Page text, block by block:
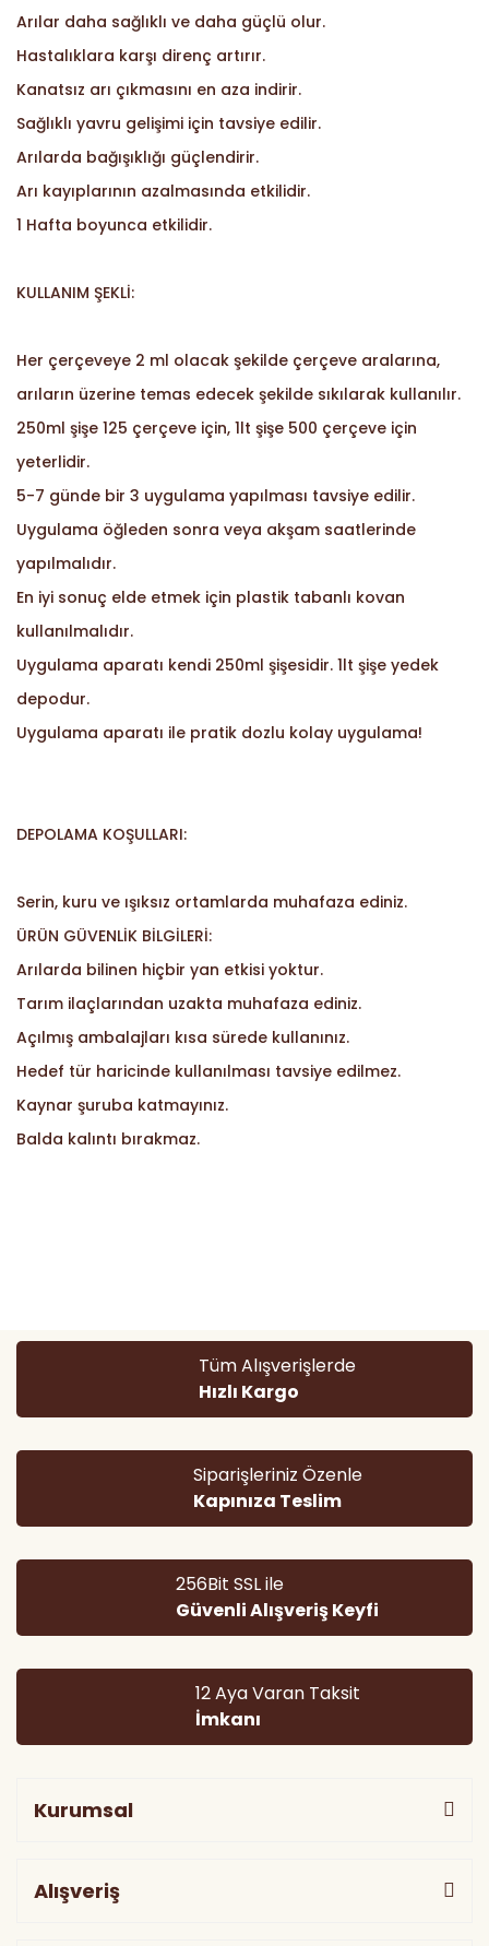
Arılar daha sağlıklı ve daha güçlü olur.
Hastalıklara karşı direnç artırır.
Kanatsız arı çıkmasını en aza indirir.
Sağlıklı yavru gelişimi için tavsiye edilir.
Arılarda bağışıklığı güçlendirir.
Arı kayıplarının azalmasında etkilidir.
1 Hafta boyunca etkilidir.
KULLANIM ŞEKLİ:
Her çerçeveye 2 ml olacak şekilde çerçeve aralarına,
arıların üzerine temas edecek şekilde sıkılarak kullanılır.
250ml şişe 125 çerçeve için, 1lt şişe 500 çerçeve için
yeterlidir.
5-7 günde bir 3 uygulama yapılması tavsiye edilir.
Uygulama öğleden sonra veya akşam saatlerinde
yapılmalıdır.
En iyi sonuç elde etmek için plastik tabanlı kovan
kullanılmalıdır.
Uygulama aparatı kendi 250ml şişesidir. 1lt şişe yedek
depodur.
Uygulama aparatı ile pratik dozlu kolay uygulama!
DEPOLAMA KOŞULLARI:
Serin, kuru ve ışıksız ortamlarda muhafaza ediniz.
ÜRÜN GÜVENLİK BİLGİLERİ:
Arılarda bilinen hiçbir yan etkisi yoktur.
Tarım ilaçlarından uzakta muhafaza ediniz.
Açılmış ambalajları kısa sürede kullanınız.
Hedef tür haricinde kullanılması tavsiye edilmez.
Kaynar şuruba katmayınız.
Balda kalıntı bırakmaz.
Ürün resmi kalitesiz, bozuk veya görüntülenemiyor.
Ürün açıklamasında eksik bilgiler bulunuyor.
Ürün bilgilerinde hatalar bulunuyor.
Bu ürüne benzer farklı alternatifler olmalı.
Gönder
Tüm Alışverişlerde
Hızlı Kargo
Siparişleriniz Özenle
Kapınıza Teslim
256Bit SSL ile
Güvenli Alışveriş Keyfi
12 Aya Varan Taksit
İmkanı
Kurumsal
Alışveriş